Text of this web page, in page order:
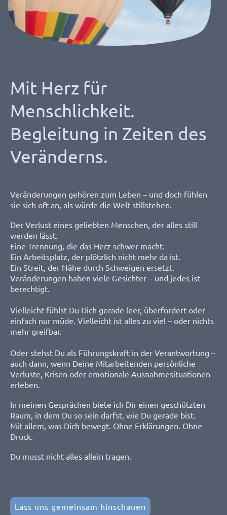
Mit Herz für
Menschlichkeit.
Begleitung in Zeiten des
Veränderns.
Veränderungen gehören zum Leben – und doch fühlen
sie sich oft an, als würde die Welt stillstehen.
Der Verlust eines geliebten Menschen, der alles still
werden lässt.
Eine Trennung, die das Herz schwer macht.
Ein Arbeitsplatz, der plötzlich nicht mehr da ist.
Ein Streit, der Nähe durch Schweigen ersetzt.
Veränderungen haben viele Gesichter – und jedes ist
berechtigt.
Vielleicht fühlst Du Dich gerade leer, überfordert oder
einfach nur müde. Vielleicht ist alles zu viel – oder nichts
mehr greifbar.
Oder stehst Du als Führungskraft in der Verantwortung –
auch dann, wenn Deine Mitarbeitenden persönliche
Verluste, Krisen oder emotionale Ausnahmesituationen
erleben.
In meinen Gesprächen biete ich Dir einen geschützten
Raum, in dem Du so sein darfst, wie Du gerade bist.
Mit allem, was Dich bewegt. Ohne Erklärungen. Ohne
Druck.
Du musst nicht alles allein tragen.
Lass uns gemeinsam hinschauen